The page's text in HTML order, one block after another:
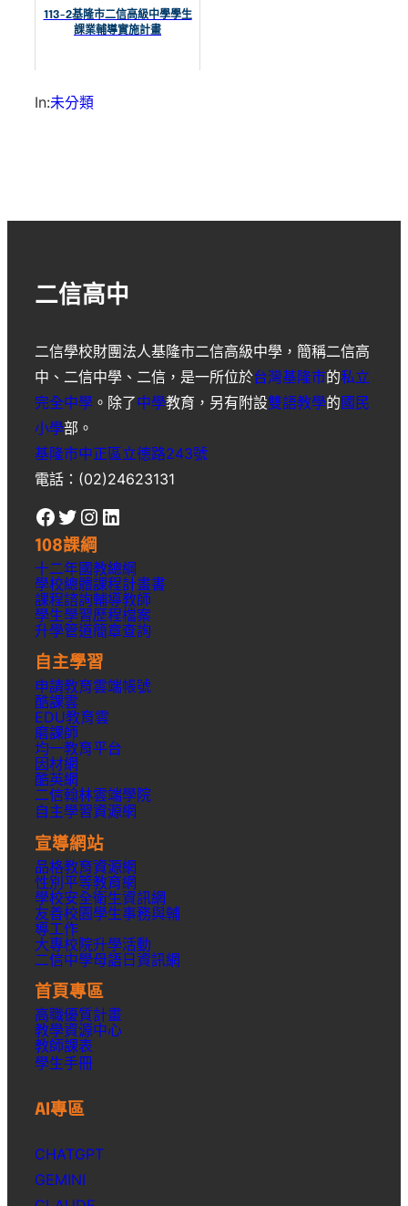
113-2基隆市二信高級中學學生
課業輔導實施計畫
In:未分類
二信高中
二信學校財團法人基隆市二信高級中學 ，簡稱二信高
中 、 二信中學 、 二信 ，是一所位於台灣基隆市的私立
完全中學 。除了中學教育，另有附設雙語教學的國民
小學部。
基隆市中正區立德路243號
電話：(02)24623131
Facebook Twitter Instagram LinkedIn
108課綱
十二年國教總綱
學校總體課程計畫書
課程諮詢輔導教師
學生學習歷程檔案
升學管道簡章查詢
自主學習
申請教育雲端帳號
酷課雲
EDU教育雲
磨課師
均一教育平台
因材網
酷英網
二信翰林雲端學院
自主學習資源網
宣導網站
品格教育資源網
性別平等教育網
學校安全衛生資訊網
友善校園學生事務與輔
導工作
大專校院升學活動
二信中學母語日資訊網
首頁專區
高職優質計畫
教學資源中心
教師課表
學生手冊
AI專區
CHATGPT
GEMINI